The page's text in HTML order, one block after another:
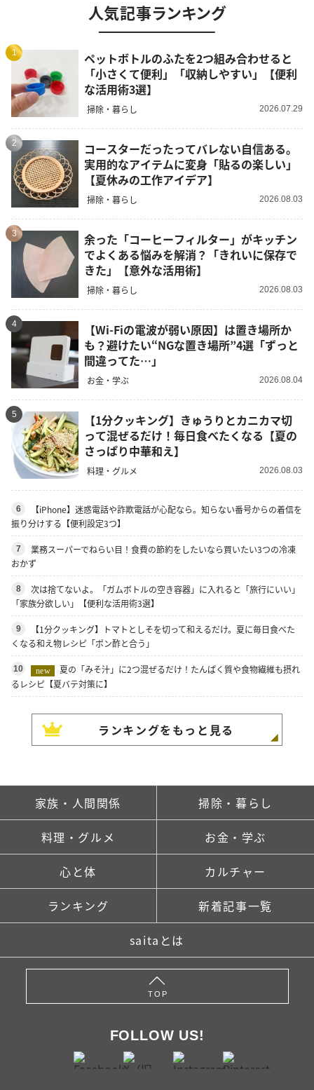
人気記事ランキング
1
ペットボトルのふたを2つ組み合わせると
「小さくて便利」「収納しやすい」【便利
な活用術3選】
掃除・暮らし 2026.07.29
2
コースターだったってバレない自信ある。
実用的なアイテムに変身「貼るの楽しい」
【夏休みの工作アイデア】
掃除・暮らし 2026.08.03
3
余った「コーヒーフィルター」がキッチン
でよくある悩みを解消？「きれいに保存で
きた」【意外な活用術】
掃除・暮らし 2026.08.03
4
【Wi-Fiの電波が弱い原因】は置き場所か
も？避けたい“NGな置き場所”4選「ずっと
間違ってた…」
お金・学ぶ 2026.08.04
5
【1分クッキング】きゅうりとカニカマ切
って混ぜるだけ！毎日食べたくなる【夏の
さっぱり中華和え】
料理・グルメ 2026.08.03
6
【iPhone】迷惑電話や詐欺電話が心配なら。知らない番号からの着信を
振り分けする【便利設定3つ】
7
業務スーパーでねらい目！食費の節約をしたいなら買いたい3つの冷凍
おかず
8
次は捨てないよ。「ガムボトルの空き容器」に入れると「旅行にいい」
「家族分欲しい」【便利な活用術3選】
9
【1分クッキング】トマトとしそを切って和えるだけ。夏に毎日食べた
くなる和え物レシピ「ポン酢と合う」
10 new
夏の「みそ汁」に2つ混ぜるだけ！たんぱく質や食物繊維も摂れ
るレシピ【夏バテ対策に】
ランキングをもっと見る
家族・人間関係 掃除・暮らし
料理・グルメ お金・学ぶ
心と体 カルチャー
ランキング 新着記事一覧
saitaとは
TOP
FOLLOW US!